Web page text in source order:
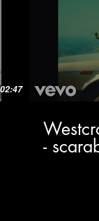
02:47
-